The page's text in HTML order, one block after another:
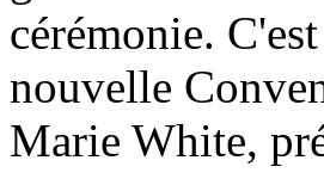
cérémonie.
nouvelle
Marie White,